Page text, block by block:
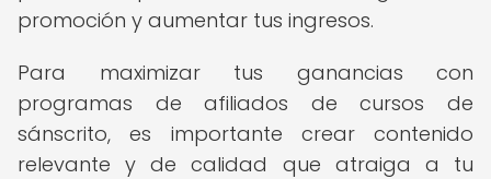
promoción y aumentar tus ingresos.
Para maximizar tus ganancias con
programas de afiliados de cursos de
sánscrito, es importante crear contenido
relevante y de calidad que atraiga a tu